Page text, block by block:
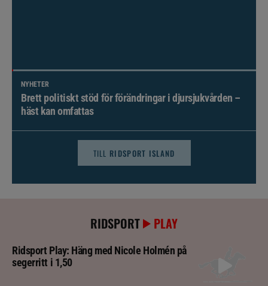
NYHETER
Brett politiskt stöd för förändringar i djursjukvården –
häst kan omfattas
TILL RIDSPORT ISLAND
RIDSPORT PLAY
Ridsport Play: Häng med Nicole Holmén på
segerritt i 1,50